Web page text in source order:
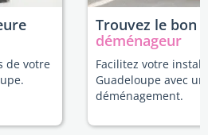
de votre
Trouvez le bon
déménageur
Facilitez votre
Guadeloupe avec
déménagement.